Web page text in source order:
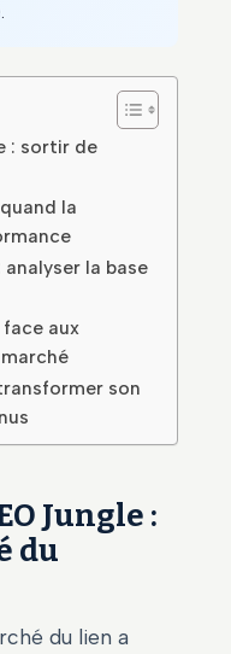
: sortir de
la
la base
aux
son
Jungle :
du
du lien a